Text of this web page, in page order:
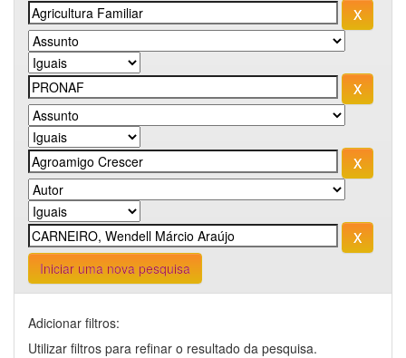
Iniciar uma nova pesquisa
Adicionar filtros:
Utilizar filtros para refinar o resultado da pesquisa.